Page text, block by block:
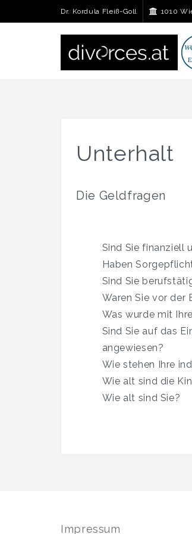
Dr. Kordula Fleiß-Goll 1010
Unterhalt
Die Geldfragen
Sind Sie finanziell
Haben
Sind Sie
Waren Sie vor der
Was wurde mit
Sind Sie auf das
angewiesen?
Wie stehen Ihre
Wie alt sind die
Wie alt sind Sie?
Impressum